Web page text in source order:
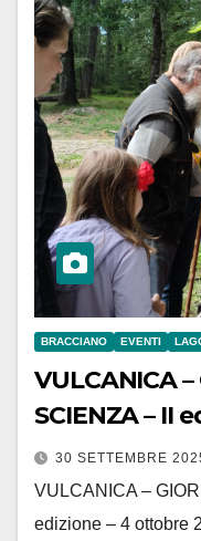
BRACCIANO EVENTI
VULCANICA
SCIENZA – II
30 SETTEMBRE
VULCANICA –
edizione – 4 ottobre